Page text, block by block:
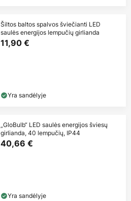
Šiltos baltos spalvos šviečianti LED
saulės energijos lempučių girlianda
11,90 €
Yra sandėlyje
„GloBulb“ LED saulės energijos šviesų
girlianda, 40 lempučių, IP44
40,66 €
Yra sandėlyje